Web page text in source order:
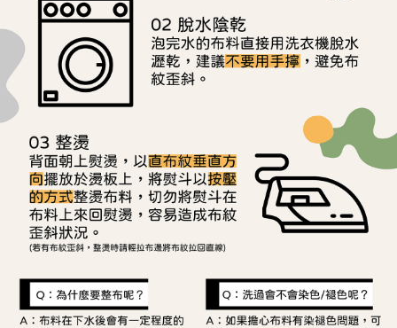
５．嚴禁一人註冊多個帳號或使用他人資訊註冊。若發現惡意使用之情形，
恩沛科技股份有限公司將有權停止該用戶之使用額度並採取法律行動。